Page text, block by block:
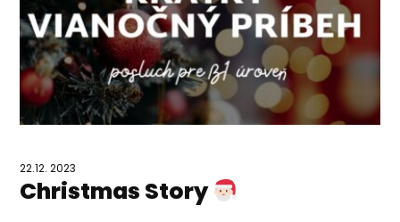
22.12. 2023
Christmas Story